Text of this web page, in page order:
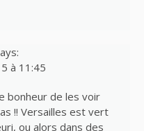
à 11:45
bonheur de les voir
!! Versailles est vert
ou alors dans des